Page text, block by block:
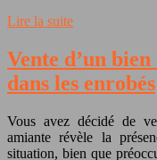
Lire la suite
Vente d’un
dans les enrobés
Vous avez décidé de
amiante révèle la
situation, bien que